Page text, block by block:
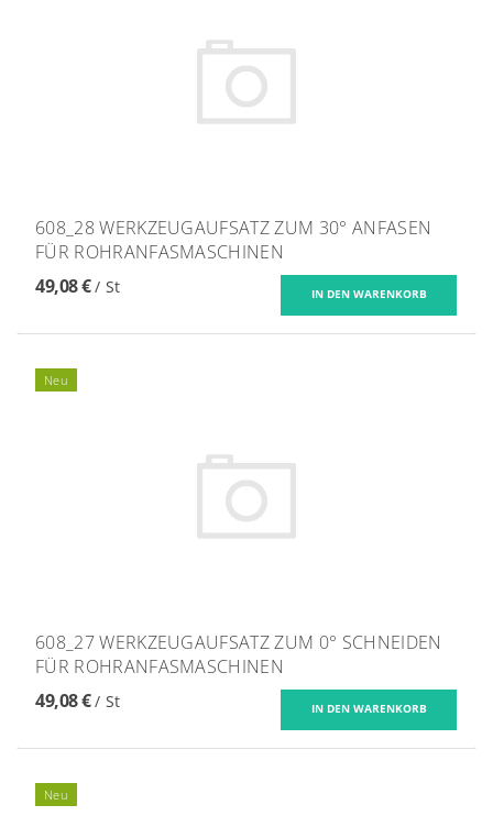
608_28 WERKZEUGAUFSATZ ZUM 30° ANFASEN
FÜR ROHRANFASMASCHINEN
49,08 €/ St
Neu
608_27 WERKZEUGAUFSATZ ZUM 0° SCHNEIDEN
FÜR ROHRANFASMASCHINEN
49,08 €/ St
Neu